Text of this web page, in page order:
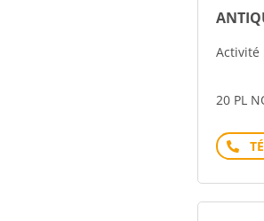
Activité
20 PL